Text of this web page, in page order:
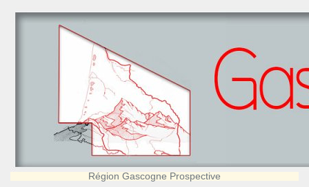
Région Gascogne Prospective